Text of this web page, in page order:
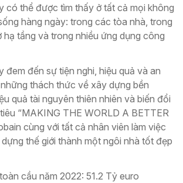
có thể được tìm thấy ở tất cả mọi không
hàng ngày: trong các tòa nhà, trong
hạ tầng và trong nhiều ứng dụng công
đem đến sự tiện nghi, hiệu quả và an
thách thức về xây dựng bền
quả tài nguyên thiên nhiên và biến đổi
“MAKING THE WORLD A BETTER
cùng với tất cả nhân viên làm việc
thế giới thành một ngôi nhà tốt đẹp
cầu năm 2022: 51.2 Tỷ euro